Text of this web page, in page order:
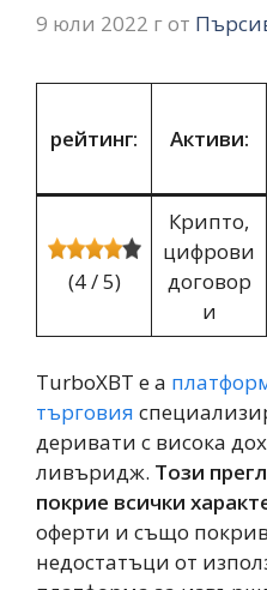
9 юли 2022 гот
рейтинг: Активи:
(4 / 5)
Крипто,
цифрови
договор
и
TurboXBT е a
търговия
деривати с висока
ливъридж. Този
покрие всички
оферти и също
недостатъци от